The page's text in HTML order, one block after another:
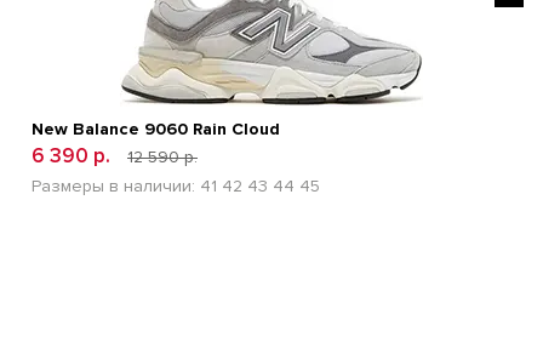
New Balance 9060 Rain Cloud
6 390 р.
12 590 р.
Размеры в наличии: 41 42 43 44 45